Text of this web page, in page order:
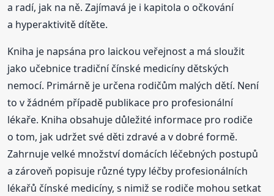
a radí, jak na ně. Zajímavá je i kapitola o očkování
a hyperaktivitě dítěte.
Kniha je napsána pro laickou veřejnost a má sloužit
jako učebnice tradiční čínské medicíny dětských
nemocí. Primárně je určena rodičům malých dětí. Není
to v žádném případě publikace pro profesionální
lékaře. Kniha obsahuje důležité informace pro rodiče
o tom, jak udržet své děti zdravé a v dobré formě.
Zahrnuje velké množství domácích léčebných postupů
a zároveň popisuje různé typy léčby profesionálních
lékařů čínské medicíny, s nimiž se rodiče mohou setkat